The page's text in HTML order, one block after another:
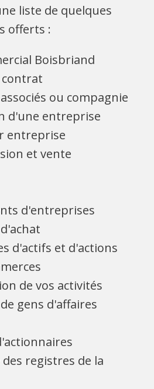
liste de quelques
offerts :
Boisbriand
contrat
ou compagnie
d'une entreprise
entreprise
et vente
d'entreprises
d'actifs et d'actions
de vos activités
gens d'affaires
registres de la